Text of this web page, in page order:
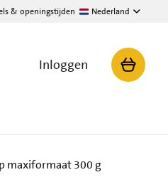
& openingstijden Nederland
Inloggen
maxiformaat 300 g